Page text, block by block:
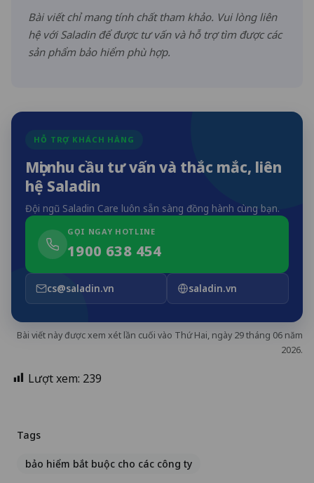
Bài viết chỉ mang tính chất tham khảo. Vui lòng liên
hệ với Saladin để được tư vấn và hỗ trợ tìm được các
sản phẩm bảo hiểm phù hợp.
HỖ TRỢ KHÁCH HÀNG
Mọi nhu cầu tư vấn và thắc mắc, liên
hệ Saladin
Đội ngũ Saladin Care luôn sẵn sàng đồng hành cùng bạn.
GỌI NGAY HOTLINE
1900 638 454
cs@saladin.vn saladin.vn
Bài viết này được xem xét lần cuối vào Thứ Hai, ngày 29 tháng 06 năm
2026.
Lượt xem: 239
Tags
bảo hiểm bắt buộc cho các công ty